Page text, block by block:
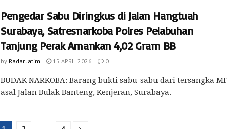
Pengedar Sabu Diringkus di Jalan Hangtuah
Surabaya, Satresnarkoba Polres Pelabuhan
Tanjung Perak Amankan 4,02 Gram BB
by Radar Jatim 15 APRIL 2026 0
BUDAK NARKOBA: Barang bukti sabu-sabu dari tersangka MF
asal Jalan Bulak Banteng, Kenjeran, Surabaya.